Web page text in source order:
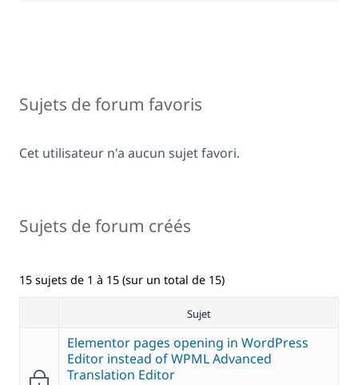
Sujets de forum favoris
Cet utilisateur n'a aucun sujet favori.
Sujets de forum créés
15 sujets de 1 à 15 (sur un total de 15)
Sujet
Elementor pages opening in WordPress
Editor instead of WPML Advanced
Translation Editor